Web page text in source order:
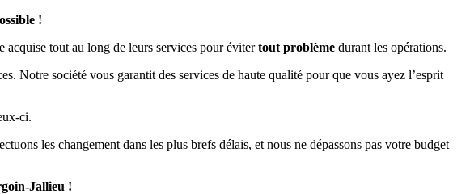
!
acquise tout au long de leurs services pour évitertout problème durant les opérations.
Notre société vous garantit des services de haute qualité pour que vous ayez l’esprit
ci.
les changement dans les plus brefs délais, et nous ne dépassons pas votre budget
Jallieu !